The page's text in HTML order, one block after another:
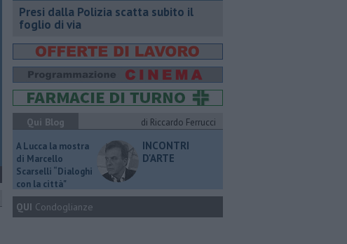
Presi dalla Polizia scatta subito il
foglio di via
Qui Blog
di Riccardo Ferrucci
A Lucca la mostra
di Marcello
Scarselli “Dialoghi
con la città"
INCONTRI
D'ARTE
QUI Condoglianze